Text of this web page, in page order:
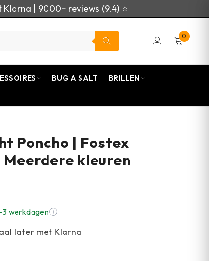
| 9000+ reviews (9.4) ⭐
0
BUG A SALT
BRILLEN
Poncho | Fostex
kleuren
3 werkdagen
later met Klarna